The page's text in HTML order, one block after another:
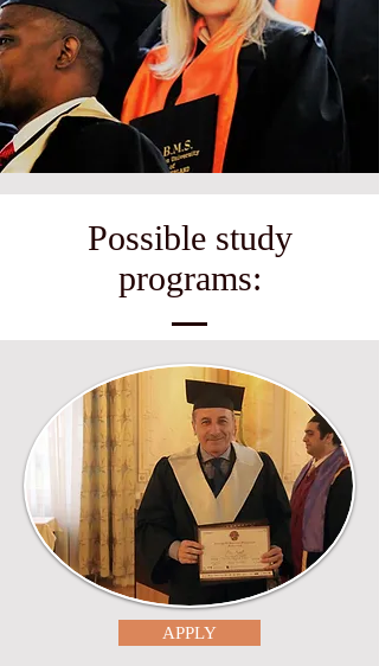
Possible study
programs:
APPLY